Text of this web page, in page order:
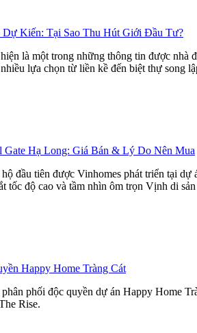
Dự Kiến: Tại Sao Thu Hút Giới Đầu Tư?
là một trong những thông tin được
lựa chọn từ liền kề đến biệt thự song
Gate Hạ Long: Giá Bán & Lý Do Nên Mua
đầu tiên được Vinhomes phát triển tại
tốc độ cao và tầm nhìn ôm trọn Vịnh di
Happy Home Tràng Cát
phối độc quyền dự án Happy Home
Rise.